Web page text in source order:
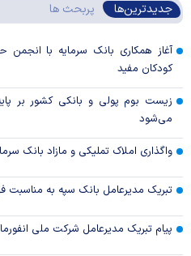
جدیدترین‌ها پربحث ها
آغاز همکاری بانک سرمایه با انجمن
کودکان مفید
زیست بوم پولی و بانکی کشور بر
می‌شود
واگذاری املاک تملیکی و مازاد بانک
تبریک مدیرعامل بانک سپه به مناسبت
پیام تبریک مدیرعامل شرکت ملی